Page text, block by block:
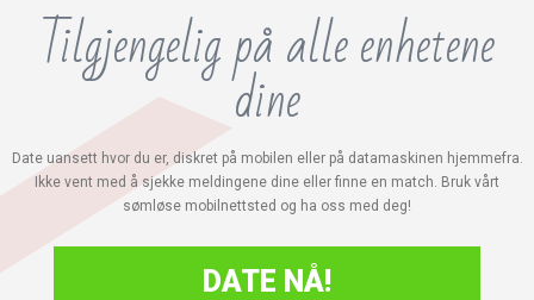
Tilgjengelig på alle enhetene
dine
Date uansett hvor du er, diskret på mobilen eller på datamaskinen hjemmefra.
Ikke vent med å sjekke meldingene dine eller finne en match. Bruk vårt
sømløse mobilnettsted og ha oss med deg!
DATE NÅ!